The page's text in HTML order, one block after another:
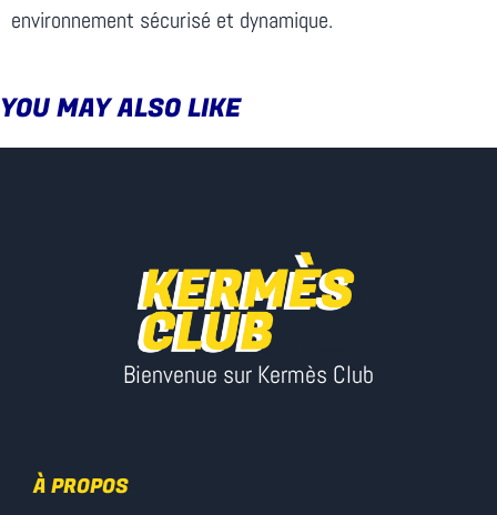
environnement sécurisé et dynamique.
YOU MAY ALSO LIKE
Bienvenue sur Kermès Club
À PROPOS